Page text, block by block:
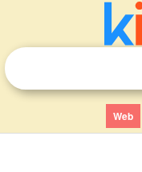
Web